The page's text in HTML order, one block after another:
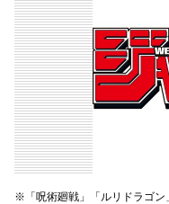
※「呪術廻戦」「ルリドラゴン